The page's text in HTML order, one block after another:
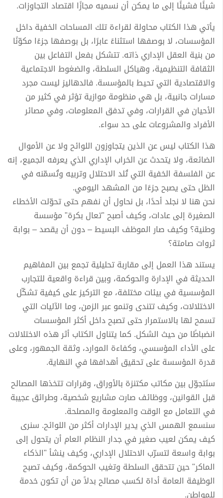
شيئًا فشيئًا إلى ما يمكن أن نسميه مجازًا اقتصاد التجاوزات.
يأتي هذا الكتاب محاولة لقراءة تلك المساحات الخفية داخل
المؤسسات، لا بوصفها استثناءً عابرًا، بل بوصفها جزءًا مكوّنًا
من بنية العقل الإداري ذاته. تتشكل بفعل التفاعل بين
الثقافة التنظيمية، وهياكل السلطة، والضغوط الاجتماعية
والاقتصادية التي تحيط بالمؤسسة. فالدهاليز ليست مجرد
مسارات جانبية، بل هي منظومة موازية تؤثر في كثير من
الأحيان في القرارات، وفي تدفق المعلومات، وفي مصائر
الأفراد والمشروعات على حد سواء.
هذا الكتاب ليس عن الذين يتجاوزون اللوائح ولا عن الأموال
الضائعة، ولا يتحدث عن الخراب الإداري الذي يعرفه الجميع، إنه
عن الفلسفة الخفية التي تُلد الاحتلال وتربيه وتُسمّنه في
الظل حتى يصبح جزءًا من المشهد اليومي.
نحن هنا لا نجلد أحدًا، بل نحاول أن نفهم حتى تحوّلت الأخطاء
الصغيرة إلى عادات، وكيف أصبح "تعال بكرة" مؤسسة
وطنية؟ وكيف صار الموظف البسيط – دون أن يقصد – بوابة
ثروات صامتة؟
يستند هذا العمل إلى مقاربة تحليلية تجمع بين المفاهيم
الحديثة في الإدارة والحوكمة، وبين قراءة واقعية للتجارب
المؤسسية في بيئات مختلفة، مع التركيز على كيفية تشكّل
الاختلالات، وكيف تتندى وتنمو عبر الزمن، وما الآليات التي
تسمح لها بالاستمرار حتى تصبح داخل أكثر المؤسسات
انضباطًا من حيث الشكل. كما يتناول الكتاب أثر هذه الاختلالات
على الأداء المؤسسي، وكفاءة الموارد، وثقة الجمهور، وعلى
قدرة المؤسسة على تحقيق أهدافها في النهاية.
سنَتجوّل بين مكاتب مكتنزة بالأوراق، وقرارات تتخذها المصالح
قبل القوانين، ووظائف صارت مشاريع شخصية، وطرائق عجيبة
في التعامل مع الوقت والمعلومة والمصلحة.
سنسمع الهمس الذي يدير الإدارات أكثر من اللوائح. سنرى
كيف يمكن لعيب صغير في جدار النظام العام أن يتحول إلى
بوابة واسعة لتسرّب الاحتلال الإداري، وكيف ينشأ "الذكاء
الماكر" حين تتحقق السلطة وتغيب الحوكمة، وكيف تصبح
الوظيفة العامة أداة لكسب مصالح بدلاً من أن تكون خدمة
للمواطن.